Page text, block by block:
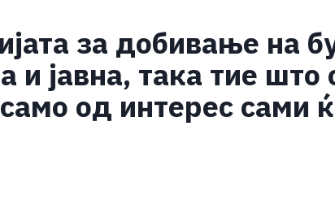
за добивање на
јавна, така тие што
од интерес сами